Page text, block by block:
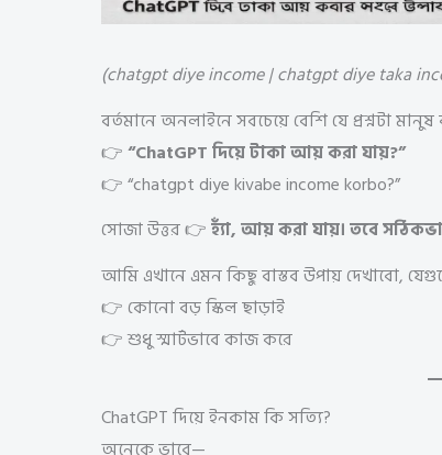
(chatgpt diye income | chatgpt diye taka
বর্তমানে অনলাইনে সবচেয়ে বেশি যে প্রশ্নটা
👉“ChatGPT দিয়ে টাকা আয় করা যায়?”
👉 “chatgpt diye kivabe income korbo?”
সোজা উত্তর 👉হ্যাঁ, আয় করা যায়। তবে
আমি এখানে এমন কিছু বাস্তব উপায় দেখাবো,
👉 কোনো বড় স্কিল ছাড়াই
👉 শুধু স্মার্টভাবে কাজ করে
ChatGPT দিয়ে ইনকাম কি সত্যি?